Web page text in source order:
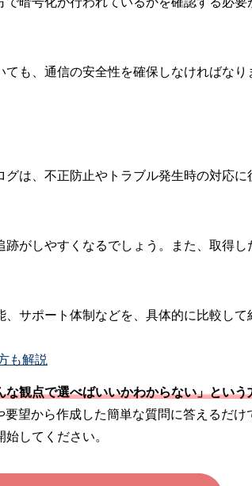
も、通信の安全性を確保しなければな
は、不正防止やトラブル発生時の対応
がしやすくなるでしょう。また、取得
サポート体制などを、具体的に比較し
も解説
観点で選べばいいかわからない」とい
望から作成した簡単な質問に答えるだけ
してください。